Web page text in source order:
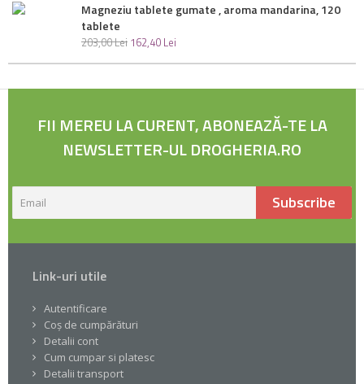
Magneziu tablete gumate , aroma mandarina, 120
tablete
203,00Lei 162,40 Lei
FII MEREU LA CURENT, ABONEAZĂ-TE LA
NEWSLETTER-UL DROGHERIA.RO
Subscribe
Link-uri utile
Autentificare
Coș de cumpărături
Detalii cont
Cum cumpar si platesc
Detalii transport